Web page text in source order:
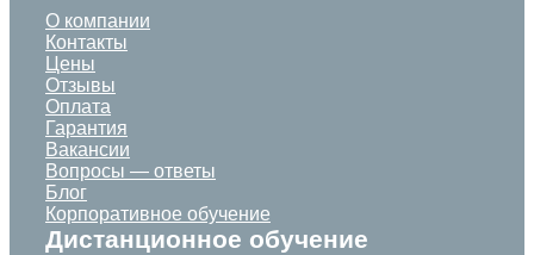
О компании
Контакты
Цены
Отзывы
Оплата
Гарантия
Вакансии
Вопросы — ответы
Блог
Корпоративное обучение
Дистанционное обучение